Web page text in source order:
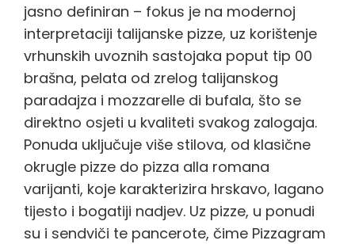
jasno definiran – fokus je na modernoj
interpretaciji talijanske pizze, uz korištenje
vrhunskih uvoznih sastojaka poput tip 00
brašna, pelata od zrelog talijanskog
paradajza i mozzarelle di bufala, što se
direktno osjeti u kvaliteti svakog zalogaja.
Ponuda uključuje više stilova, od klasične
okrugle pizze do pizza alla romana
varijanti, koje karakterizira hrskavo, lagano
tijesto i bogatiji nadjev. Uz pizze, u ponudi
su i sendviči te pancerote, čime Pizzagram